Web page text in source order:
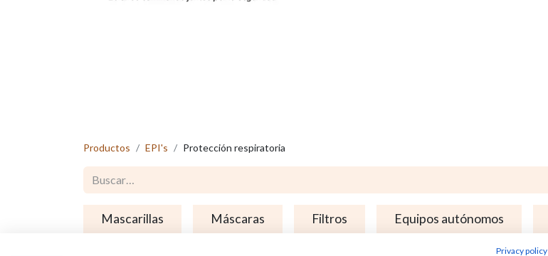
Productos EPI's Protección respiratoria
Mascarillas Máscaras Filtros Equipos autónomos
Privacy policy